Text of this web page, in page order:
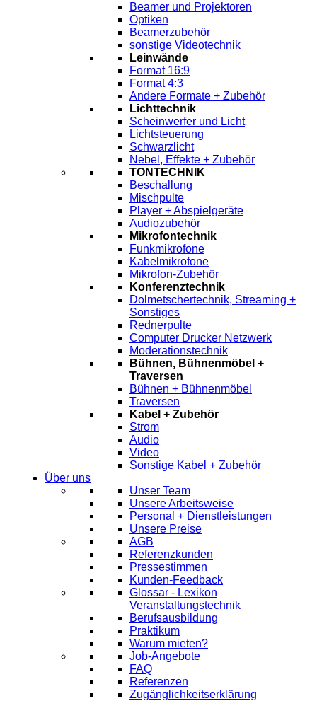
Beamer und Projektoren
Optiken
Beamerzubehör
sonstige Videotechnik
Leinwände
Format 16:9
Format 4:3
Andere Formate + Zubehör
Lichttechnik
Scheinwerfer und Licht
Lichtsteuerung
Schwarzlicht
Nebel, Effekte + Zubehör
TONTECHNIK
Beschallung
Mischpulte
Player + Abspielgeräte
Audiozubehör
Mikrofontechnik
Funkmikrofone
Kabelmikrofone
Mikrofon-Zubehör
Konferenztechnik
Dolmetschertechnik, Streaming +
Sonstiges
Rednerpulte
Computer Drucker Netzwerk
Moderationstechnik
Bühnen, Bühnenmöbel +
Traversen
Bühnen + Bühnenmöbel
Traversen
Kabel + Zubehör
Strom
Audio
Video
Sonstige Kabel + Zubehör
Über uns
Unser Team
Unsere Arbeitsweise
Personal + Dienstleistungen
Unsere Preise
AGB
Referenzkunden
Pressestimmen
Kunden-Feedback
Glossar - Lexikon
Veranstaltungstechnik
Berufsausbildung
Praktikum
Warum mieten?
Job-Angebote
FAQ
Referenzen
Zugänglichkeitserklärung